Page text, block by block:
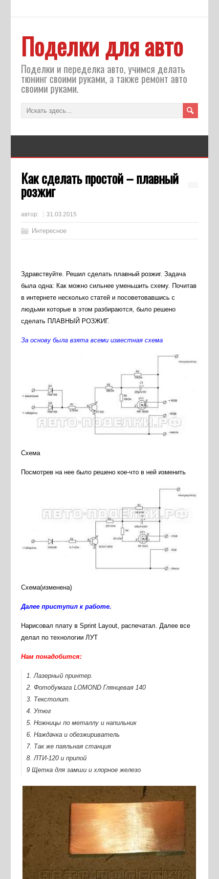
Поделки для авто
Поделки и переделка авто, учимся делать
тюнинг своими руками, а также ремонт авто
своими руками.
Как сделать простой – плавный
розжиг
автор: 31.03.2015
Интересное
Здравствуйте. Решил сделать плавный розжиг. Задача
была одна: Как можно сильнее уменьшить схему. Почитав
в интернете несколько статей и посоветовавшись с
людьми которые в этом разбираются, было решено
сделать ПЛАВНЫЙ РОЗЖИГ.
За основу была взята всеми известная схема
Схема
Посмотрев на нее было решено кое-что в ней изменить
Схема(изменена)
Далее приступил к работе.
Нарисовал плату в Sprint Layout, распечатал. Далее все
делал по технологии ЛУТ
Нам понадобится:
1. Лазерный принтер.
2. Фотобумага LOMOND Глянцевая 140
3. Текстолит.
4. Утюг
5. Ножницы по металлу и напильник
6. Наждачка и обезжириватель
7. Так же паяльная станция
8. ЛТИ-120 и припой
9 Щетка для замши и хлорное железо